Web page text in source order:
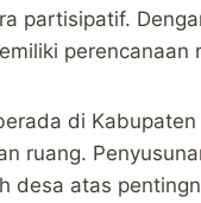
partisipatif.
perencanaan
di
ruang.
desa atas